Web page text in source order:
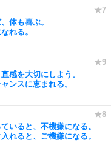
体も喜ぶ。
れる。
感を大切にしよう。
ンスに恵まれる。
いると、不機嫌になる。
れると、ご機嫌になる。